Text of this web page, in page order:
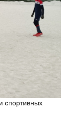
спортивных